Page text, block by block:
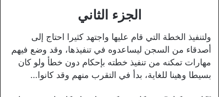
الجزء الثاني
ولتنفيذ الخطة التي قام عليها واجتهد كثيرا احتاج إلى
أصدقاء من السجن ليساعدوه في تنفيذها، وقد وضع فيهم
مهارات تمكنه من تنفيذ خطته بإحكام دون خطأ ولو كان
بسيطا وهينا للغاية، بدأ في التقرب منهم وقد كانوا…